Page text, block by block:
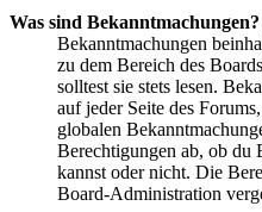
Was sind Bekanntmachungen?
Bekanntmachungen
zu dem Bereich des
solltest sie stets lesen.
auf jeder Seite des
globalen
Berechtigungen ab, ob du
kannst oder nicht. Die
Board-Administration